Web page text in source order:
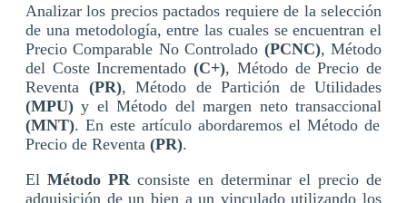
Analizar los precios pactados requiere de la selección
de una metodología, entre las cuales se encuentran el
Precio Comparable No Controlado (PCNC), Método
del Coste Incrementado(C+), Método de Precio de
Reventa (PR), Método de Partición de Utilidades
(MPU) y el Método del margen neto transaccional
(MNT). En este artículo abordaremos el Método de
Precio de Reventa (PR).
ElMétodo PR consiste en determinar el precio de
adquisición de un bien a un vinculado utilizando los